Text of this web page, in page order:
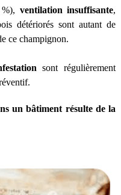
ventilation insuffisante,
détériorés sont autant de
ce champignon.
sont régulièrement
un bâtiment résulte de la